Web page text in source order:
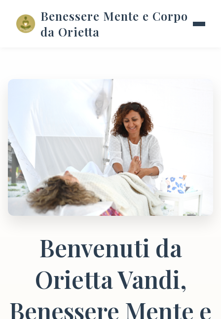
Benessere Mente e Corpo
da Orietta
Benvenuti da
Orietta Vandi,
Benessere Mente e